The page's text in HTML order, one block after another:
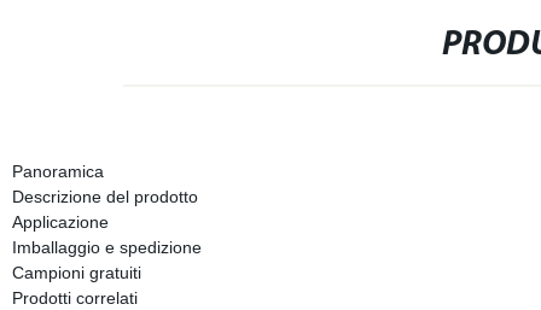
Panoramica
Descrizione del prodotto
Applicazione
Imballaggio e spedizione
Campioni gratuiti
Prodotti correlati